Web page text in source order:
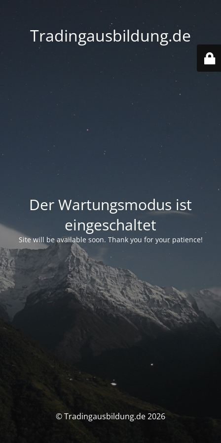
Tradingausbildung.de
Der Wartungsmodus ist
eingeschaltet
Site will be available soon. Thank you for your patience!
© Tradingausbildung.de 2026